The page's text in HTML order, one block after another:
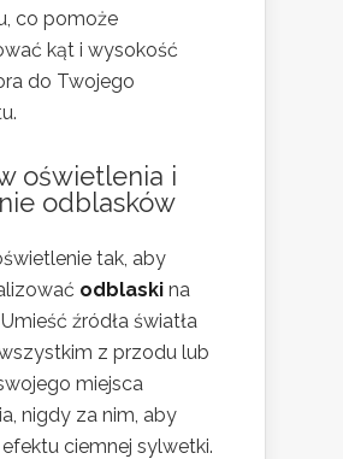
co pomoże
kąt i wysokość
do Twojego
oświetlenia i
odblasków
tak, aby
odblaski na
źródła światła
z przodu lub
miejsca
nigdy za nim, aby
ciemnej sylwetki.